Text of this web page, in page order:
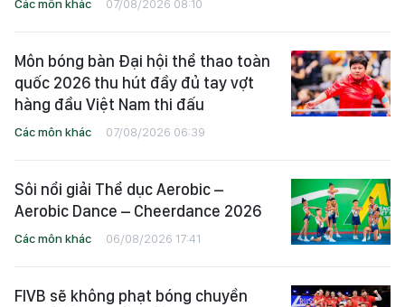
Các môn khác 07/08/2026 08:10
Môn bóng bàn Đại hội thể thao toàn
quốc 2026 thu hút đầy đủ tay vợt
hàng đầu Việt Nam thi đấu
Các môn khác 07/08/2026 06:39
Sôi nổi giải Thể dục Aerobic –
Aerobic Dance – Cheerdance 2026
Các môn khác 06/08/2026 17:41
FIVB sẽ không phạt bóng chuyền